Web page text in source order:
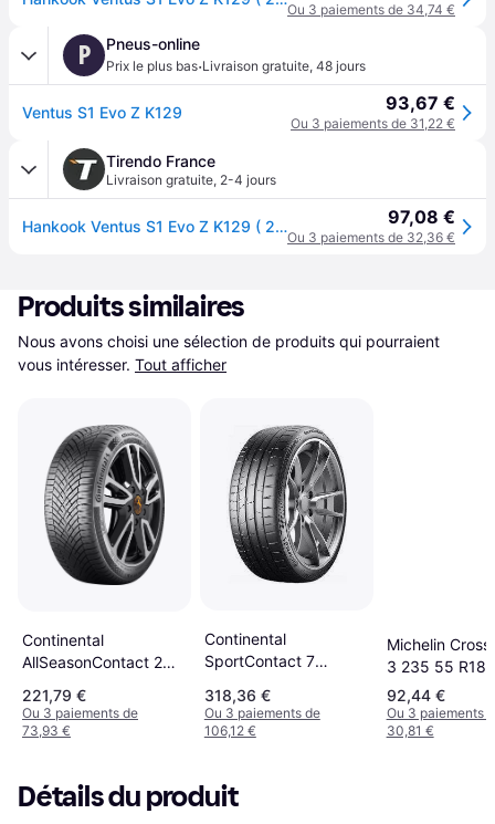
Ou 3 paiements de 34,74 €
P Pneus-online
Prix le plus bas·Livraison gratuite, 48 jours
Ventus S1 Evo Z K129 93,67 €
Ou 3 paiements de 31,22 €
Tirendo France
Livraison gratuite, 2-4 jours
Hankook Ventus S1 Evo Z K129 ( 265/45 ZR19 105Y XL 4PR ND0, avec protège-jante (MFS) SBL ) 97,08 €
Ou 3 paiements de 32,36 €
Produits similaires
Nous avons choisi une sélection de produits qui pourraient
vous intéresser. Tout afficher
Continental
AllSeasonContact 2
221,79 €
Ou 3 paiements de
73,93 €
Continental
SportContact 7
MGT
318,36 €
Ou 3 paiements de
106,12 €
Michelin
3 235 55 R18
Tire
92,44 €
Ou 3 paiements
30,81 €
Détails du produit